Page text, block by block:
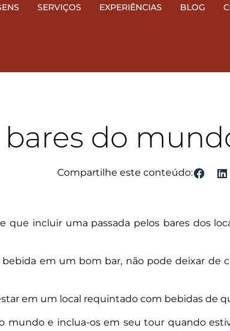
SERVIÇOS EXPERIÊNCIAS BLOG
do
Compartilhe este conteúdo:
incluir uma passada pelos bares dos
em um bom bar, não pode deixar de
em um local requintado com bebidas de
mundo e inclua-os em seu tour quando